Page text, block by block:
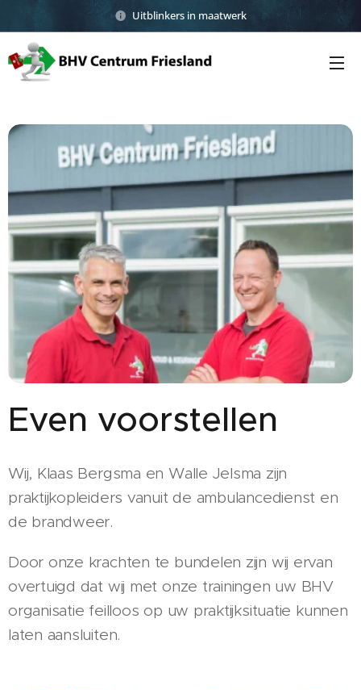
Uitblinkers in maatwerk
Even voorstellen
Wij, Klaas Bergsma en Walle Jelsma zijn
praktijkopleiders vanuit de ambulancedienst en
de brandweer.
Door onze krachten te bundelen zijn wij ervan
overtuigd dat wij met onze trainingen uw BHV
organisatie feilloos op uw praktijksituatie kunnen
laten aansluiten.